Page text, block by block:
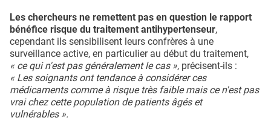
Les chercheurs ne remettent pas en question le rapport
bénéfice risque du traitement antihypertenseur,
cependant ils sensibilisent leurs confrères à une
surveillance active, en particulier au début du traitement,
« ce qui n'est pas généralement le cas », précisent-ils :
« Les soignants ont tendance à considérer ces
médicaments comme à risque très faible mais ce n'est pas
vrai chez cette population de patients âgés et
vulnérables ».